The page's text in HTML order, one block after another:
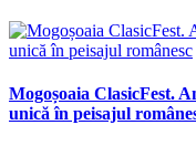
Mogoșoaia ClasicFest.
unică în peisajul